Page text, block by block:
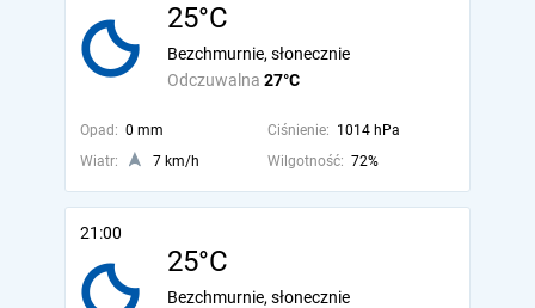
25°C
Odczuwalna 27°C
Bezchmurnie, słonecznie
Opad: 0 mm Ciśnienie: 1014 hPa
Wiatr:
7 km/h Wilgotność: 72%
21:00
25°C
Bezchmurnie, słonecznie